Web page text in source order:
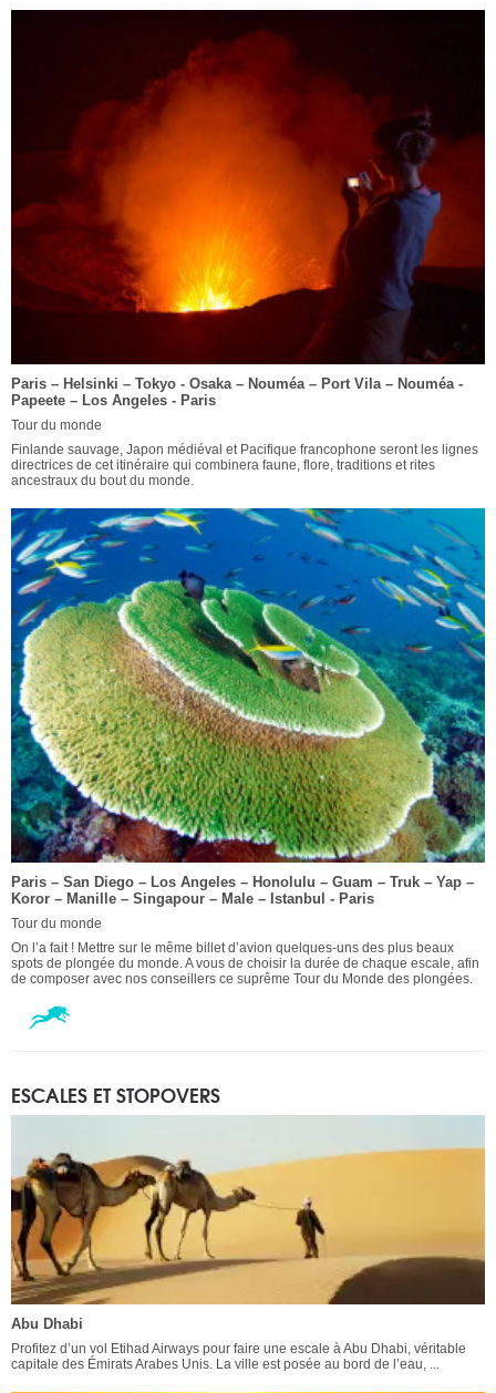
Paris – Helsinki – Tokyo - Osaka – Nouméa – Port Vila – Nouméa -
Papeete – Los Angeles - Paris
Tour du monde
Finlande sauvage, Japon médiéval et Pacifique francophone seront les lignes
directrices de cet itinéraire qui combinera faune, flore, traditions et rites
ancestraux du bout du monde.
Paris – San Diego – Los Angeles – Honolulu – Guam – Truk – Yap –
Koror – Manille – Singapour – Male – Istanbul - Paris
Tour du monde
On l’a fait ! Mettre sur le même billet d’avion quelques-uns des plus beaux
spots de plongée du monde. A vous de choisir la durée de chaque escale, afin
de composer avec nos conseillers ce suprême Tour du Monde des plongées.
ESCALES ET STOPOVERS
Abu Dhabi
Profitez d’un vol Etihad Airways pour faire une escale à Abu Dhabi, véritable
capitale des Émirats Arabes Unis. La ville est posée au bord de l’eau, ...